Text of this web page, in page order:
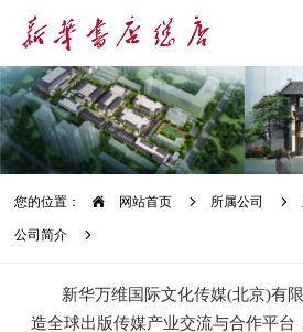
您的位置： 网站首页 所属公司
公司简介
新华万维国际文化传媒(北京)有
造全球出版传媒产业交流与合作平台